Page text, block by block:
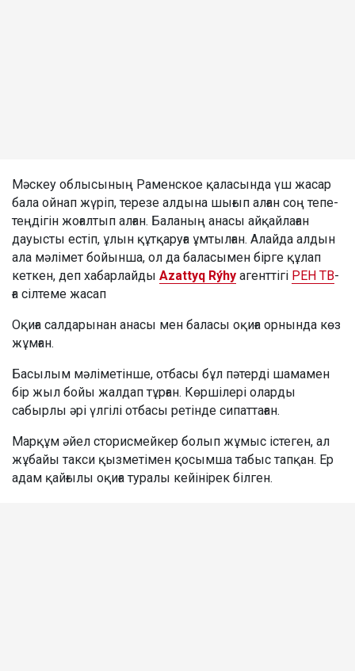
Мәскеу облысының Раменское қаласында үш жасар
бала ойнап жүріп, терезе алдына шығып алған соң тепе-
теңдігін жоғалтып алған. Баланың анасы айқайлаған
дауысты естіп, ұлын құтқаруға ұмтылған. Алайда алдын
ала мәлімет бойынша, ол да баласымен бірге құлап
кеткен, деп хабарлайды Azattyq Rýhy агенттігі РЕН ТВ-
ға сілтеме жасап
Оқиға салдарынан анасы мен баласы оқиға орнында көз
жұмған.
Басылым мәліметінше, отбасы бұл пәтерді шамамен
бір жыл бойы жалдап тұрған. Көршілері оларды
сабырлы әрі үлгілі отбасы ретінде сипаттаған.
Марқұм әйел сторисмейкер болып жұмыс істеген, ал
жұбайы такси қызметімен қосымша табыс тапқан. Ер
адам қайғылы оқиға туралы кейінірек білген.